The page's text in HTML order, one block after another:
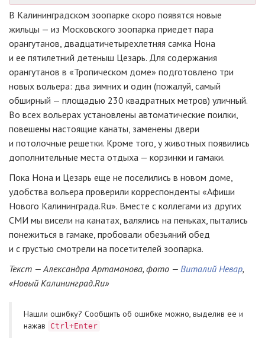
В Калининградском зоопарке скоро появятся новые
жильцы — из Московского зоопарка приедет пара
орангутанов, двадцатичетырехлетняя самка Нона
и ее пятилетний детеныш Цезарь. Для содержания
орангутанов в «Тропическом доме» подготовлено три
новых вольера: два зимних и один (пожалуй, самый
обширный — площадью 230 квадратных метров) уличный.
Во всех вольерах установлены автоматические поилки,
повешены настоящие канаты, заменены двери
и потолочные решетки. Кроме того, у животных появились
дополнительные места отдыха — корзинки и гамаки.
Пока Нона и Цезарь еще не поселились в новом доме,
удобства вольера проверили корреспонденты «Афиши
Нового Калининграда.Ru». Вместе с коллегами из других
СМИ мы висели на канатах, валялись на пеньках, пытались
понежиться в гамаке, пробовали обезьяний обед
и с грустью смотрели на посетителей зоопарка.
Текст — Александра Артамонова, фото — Виталий Невар,
«Новый Калининград.Ru»
Нашли ошибку? Cообщить об ошибке можно, выделив ее и
нажав
Ctrl+Enter